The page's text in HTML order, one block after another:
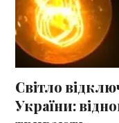
Світло
України: